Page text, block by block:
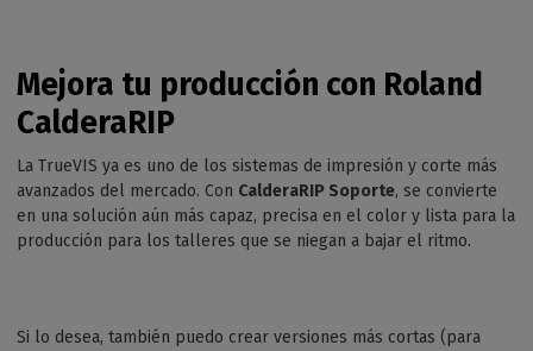
Mejora tu producción con Roland
CalderaRIP
La TrueVIS ya es uno de los sistemas de impresión y corte más
avanzados del mercado. Con CalderaRIP Soporte, se convierte
en una solución aún más capaz, precisa en el color y lista para la
producción para los talleres que se niegan a bajar el ritmo.
Si lo desea, también puedo crear versiones más cortas (para